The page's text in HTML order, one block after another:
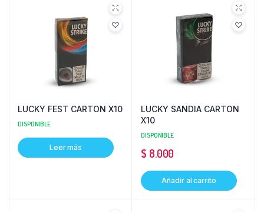
LUCKY FEST CARTON X10
DISPONIBLE
Leer más
LUCKY SANDIA CARTON
X10
DISPONIBLE
$ 8.000
Añadir al carrito